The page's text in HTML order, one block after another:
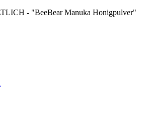
- "BeeBear Manuka Honigpulver"